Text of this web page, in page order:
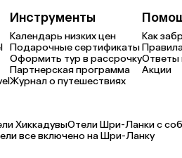
Инструменты
Календарь низких цен
Подарочные сертификаты
Оформить тур в рассрочку
Партнерская программа
Журнал о путешествиях
Как
Ответы
Акции
ХиккадувыОтели Шри-Ланки с
все включено на Шри-Ланку